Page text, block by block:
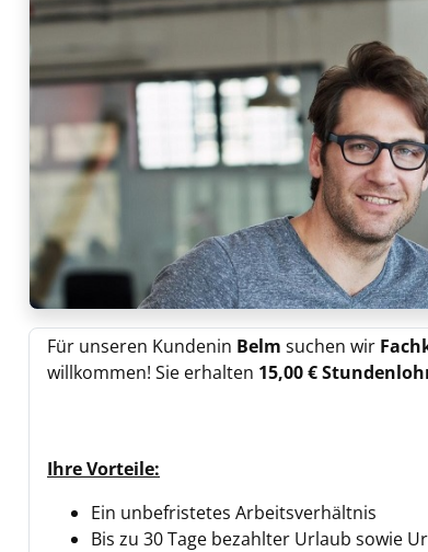
Für unseren Kundenin Belm suchen wir
willkommen! Sie erhalten 15,00€
Ihre Vorteile:
Ein unbefristetes Arbeitsverhältnis
Bis zu 30 Tage bezahlter Urlaub sowie